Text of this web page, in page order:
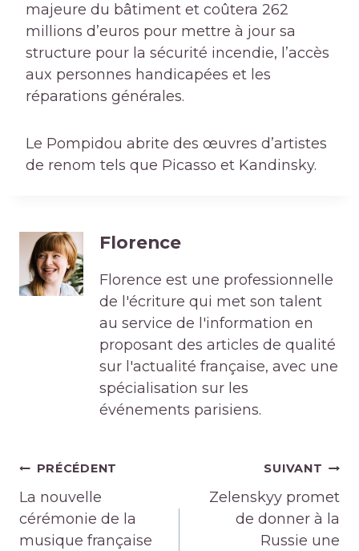
majeure du bâtiment et coûtera 262
millions d’euros pour mettre à jour sa
structure pour la sécurité incendie, l’accès
aux personnes handicapées et les
réparations générales.
Le Pompidou abrite des œuvres d’artistes
de renom tels que Picasso et Kandinsky.
Florence
Florence est une professionnelle
de l'écriture qui met son talent
au service de l'information en
proposant des articles de qualité
sur l'actualité française, avec une
spécialisation sur les
événements parisiens.
Navigation
de
l’article
PRÉCÉDENT
La nouvelle
cérémonie de la
musique française
SUIVANT
Zelenskyy promet
de donner à la
Russie une